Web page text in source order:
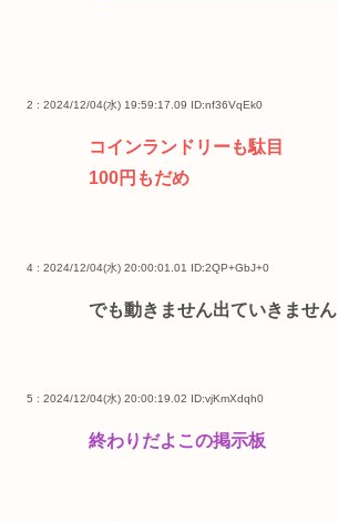
2 : 2024/12/04(水) 19:59:17.09 ID:nf36VqEk0
コインランドリーも駄目
100円もだめ
4 : 2024/12/04(水) 20:00:01.01 ID:2QP+GbJ+0
でも動きません出ていきません
5 : 2024/12/04(水) 20:00:19.02 ID:vjKmXdqh0
終わりだよこの掲示板